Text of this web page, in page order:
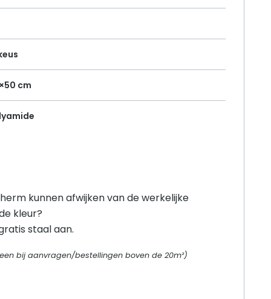
cm
kunnen afwijken van de werkelijke
kleur?
staal aan.
bij aanvragen/bestellingen boven de 20m²)